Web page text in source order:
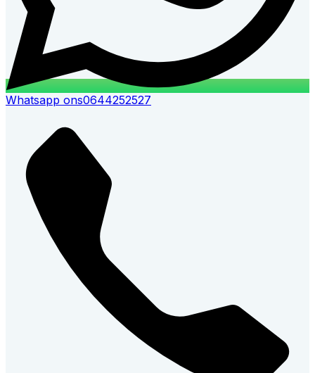
Whatsapp ons0644252527